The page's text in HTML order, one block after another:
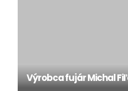
Výrobca fujár Michal